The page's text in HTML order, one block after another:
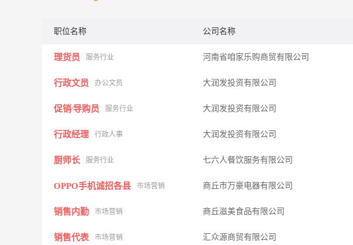
职位名称 公司名称
理货员 服务行业 河南省咱家乐购商贸有限公司
行政文员 办公文员 大润发投资有限公司
促销∕导购员 服务行业 大润发投资有限公司
行政经理 行政人事 大润发投资有限公司
厨师长 服务行业 七六人餐饮服务有限公司
OPPO手机诚招各县 市场营销 商丘市万豪电器有限公司
销售内勤 市场营销 商丘滋美食品有限公司
销售代表 市场营销 汇众源商贸有限公司